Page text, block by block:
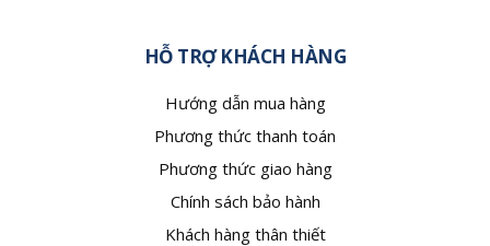
HỖ TRỢ KHÁCH HÀNG
Hướng dẫn mua hàng
Phương thức thanh toán
Phương thức giao hàng
Chính sách bảo hành
Khách hàng thân thiết